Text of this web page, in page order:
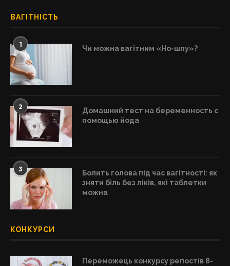
ВАГІТНІСТЬ
1 Чи можна вагітним «Но-шпу»?
2
Домашний тест на беременность с
помощью йода
3
Болить голова під час вагітності: як
зняти біль без ліків, які таблетки
можна
КОНКУРСИ
Переможець конкурсу репостів 8-